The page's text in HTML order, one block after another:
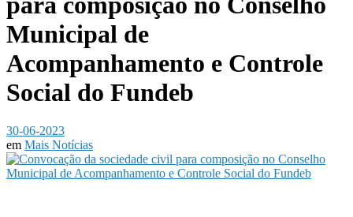
Municipal de
Acompanhamento e Controle
Social do Fundeb
30-06-2023
em Mais Notícias